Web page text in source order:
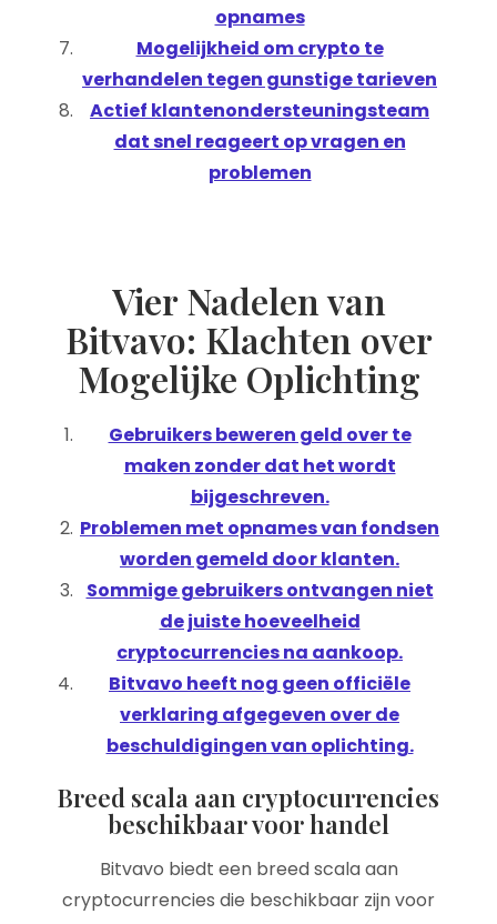
opnames
Mogelijkheid om crypto te
verhandelen tegen gunstige tarieven
Actief klantenondersteuningsteam
dat snel reageert op vragen en
problemen
Vier Nadelen van
Bitvavo: Klachten over
Mogelijke Oplichting
Gebruikers beweren geld over te
maken zonder dat het wordt
bijgeschreven.
Problemen met opnames van fondsen
worden gemeld door klanten.
Sommige gebruikers ontvangen niet
de juiste hoeveelheid
cryptocurrencies na aankoop.
Bitvavo heeft nog geen officiële
verklaring afgegeven over de
beschuldigingen van oplichting.
Breed scala aan cryptocurrencies
beschikbaar voor handel
Bitvavo biedt een breed scala aan
cryptocurrencies die beschikbaar zijn voor